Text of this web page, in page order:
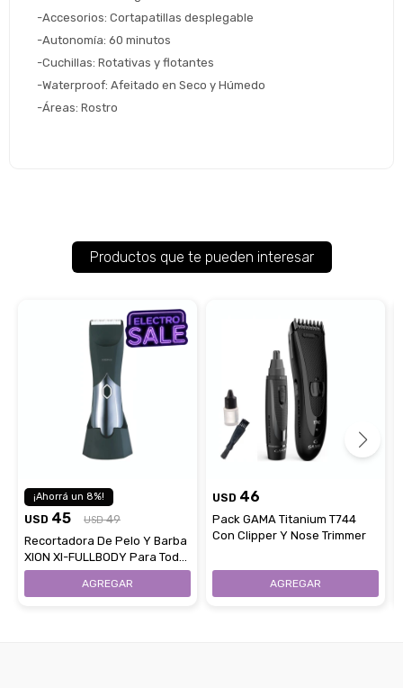
-Accesorios: Cortapatillas desplegable
-Autonomía: 60 minutos
-Cuchillas: Rotativas y flotantes
-Waterproof: Afeitado en Seco y Húmedo
-Áreas: Rostro
Productos que te pueden interesar
8
USD 45 USD 49
Recortadora De Pelo Y Barba
XION XI-FULLBODY Para Todo
El Cuerpo
USD 46
Pack GAMA Titanium T744
Con Clipper Y Nose Trimmer
Continuar
Volver al inicio